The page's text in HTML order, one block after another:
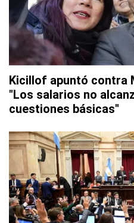
Kicillof apuntó contra
"Los salarios no
cuestiones básicas"